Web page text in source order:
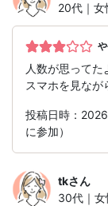
20代｜女
人数が思ってた
スマホを見なが
投稿日時：
に参加）
tkさん
30代｜女